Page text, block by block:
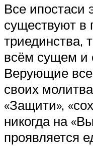
Все ипостаси
существуют в
триединства,
всём сущем и
Верующие
своих
«Защити»,
никогда на
проявляется